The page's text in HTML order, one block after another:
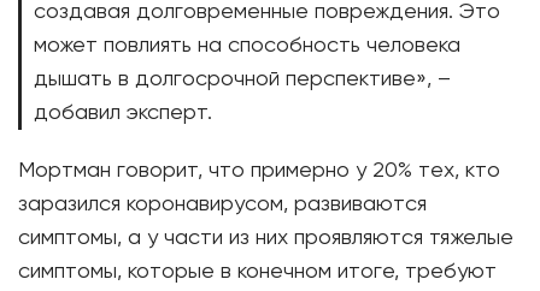
создавая долговременные повреждения. Это
может повлиять на способность человека
дышать в долгосрочной перспективе», –
добавил эксперт.
Мортман говорит, что примерно у 20% тех, кто
заразился коронавирусом, развиваются
симптомы, а у части из них проявляются тяжелые
симптомы, которые в конечном итоге, требуют